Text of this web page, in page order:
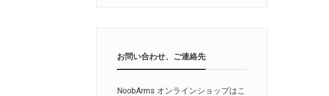
お問い合わせ、ご連絡先
NoobArms オンラインショップはこ